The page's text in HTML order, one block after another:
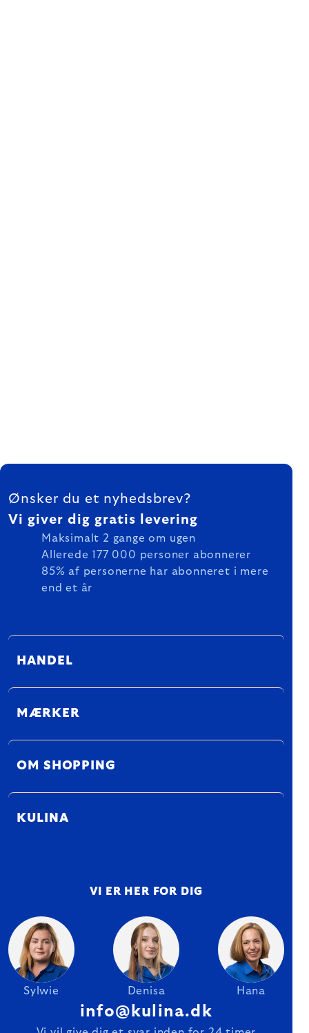
FOOTER
Ønsker du et nyhedsbrev?
Vi giver dig gratis levering
Maksimalt 2 gange om ugen
Allerede 177 000 personer abonnerer
85% af personerne har abonneret i mere
end et år
HANDEL
MÆRKER
OM SHOPPING
KULINA
VI ER HER FOR DIG
Sylwie Denisa Hana
info@kulina.dk